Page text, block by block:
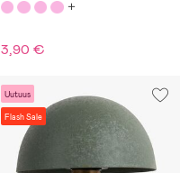
3,90 €
Uutuus
Flash Sale